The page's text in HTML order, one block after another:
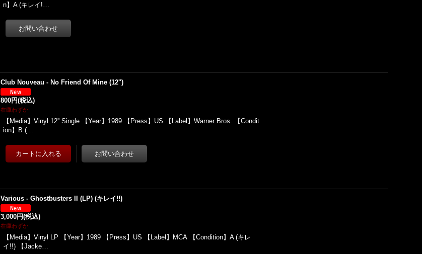
n】A (キレイ!…
Club Nouveau - No Friend Of Mine (12'')
800円(税込)
在庫わずか
【Media】Vinyl 12'' Single 【Year】1989 【Press】US 【Label】Warner Bros. 【Condit
ion】B (…
Various - Ghostbusters II (LP) (キレイ!!)
3,000円(税込)
在庫わずか
【Media】Vinyl LP 【Year】1989 【Press】US 【Label】MCA 【Condition】A (キレ
イ!!) 【Jacke…